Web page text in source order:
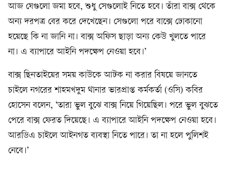
আজ যেগুলো জমা হবে, শুধু সেগুলোই নিতে হবে। তাঁরা বাক্স থেকে
অন্য দরপত্র বের করে দেখেছেন। সেগুলো পরে বাক্সে ঢোকানো
হয়েছে কি না জানি না। বাক্স অফিস ছাড়া অন্য কেউ খুলতে পারে
না। এ ব্যাপারে আইনি পদক্ষেপ নেওয়া হবে।’
বাক্স ছিনতাইয়ের সময় কাউকে আটক না করার বিষয়ে জানতে
চাইলে নগরের শাহমখদুম থানার ভারপ্রাপ্ত কর্মকর্তা (ওসি) কবির
হোসেন বলেন, ‘তারা ভুল বুঝে বাক্স নিয়ে গিয়েছিল। পরে ভুল বুঝতে
পেরে বাক্স ফেরত দিয়েছে। এ ব্যাপারে আইনি পদক্ষেপ নেওয়া হবে।
আরডিএ চাইলে আইনগত ব্যবস্থা নিতে পারে। তা না হলে পুলিশই
নেবে।’